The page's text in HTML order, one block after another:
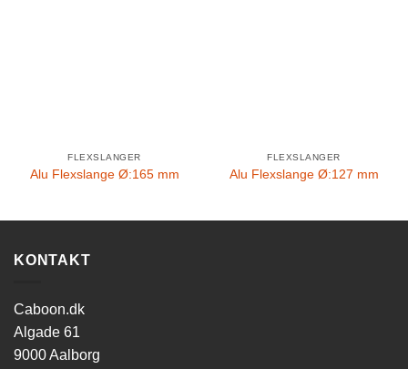
FLEXSLANGER
Alu Flexslange Ø:165 mm
FLEXSLANGER
Alu Flexslange Ø:127 mm
KONTAKT
Caboon.dk
Algade 61
9000 Aalborg